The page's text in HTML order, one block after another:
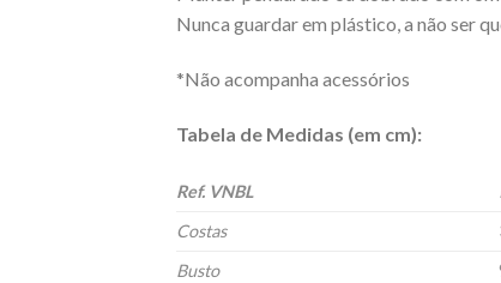
Nunca guardar em plástico, a não ser
*Não acompanha acessórios
Tabela de Medidas (em cm):
Ref. VNBL
Costas
Busto